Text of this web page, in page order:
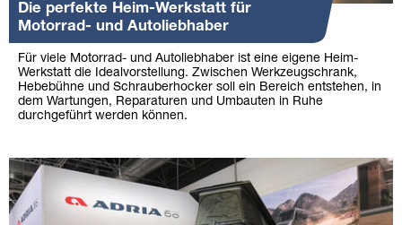
Die perfekte Heim-Werkstatt für
Motorrad- und Autoliebhaber
Für viele Motorrad- und Autoliebhaber ist eine eigene Heim-
Werkstatt die Idealvorstellung. Zwischen Werkzeugschrank,
Hebebühne und Schrauberhocker soll ein Bereich entstehen, in
dem Wartungen, Reparaturen und Umbauten in Ruhe
durchgeführt werden können.